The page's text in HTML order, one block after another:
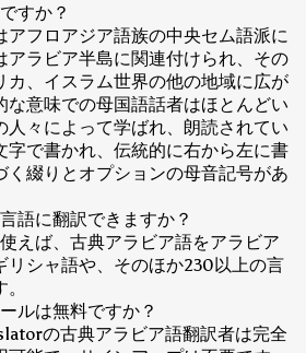
すか？
アフロアジア語族の中央セム語派に
アラビア半島に関連付けられ、その
カ、イスラム世界の他の地域に広が
な意味での母国語話者はほとんどい
人々によって学ばれ、朗読されてい
字で書かれ、伝統的に右から左に書
く綴りとオプションの母音記号があ
語に翻訳できますか？
えば、古典アラビア語をアラビア
リシャ語や、そのほか230以上の言
ルは無料ですか？
の古典アラビア語翻訳者は完全